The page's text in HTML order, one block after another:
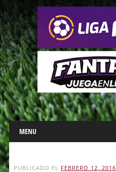
Main menu
Skip
to
content
MENU
PUBLICADO EL FEBRERO 12, 2016